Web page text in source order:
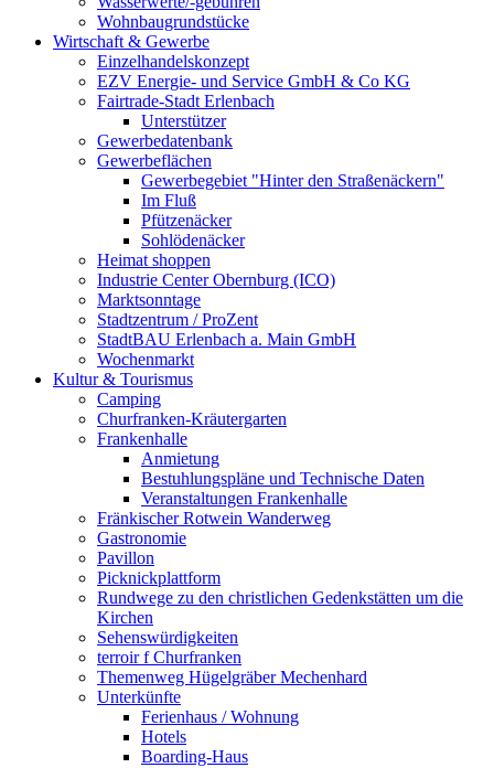
Wohnbaugrundstücke
Wirtschaft & Gewerbe
Einzelhandelskonzept
EZV Energie- und Service GmbH & Co KG
Fairtrade-Stadt Erlenbach
Unterstützer
Gewerbedatenbank
Gewerbeflächen
Gewerbegebiet "Hinter den Straßenäckern"
Im Fluß
Pfützenäcker
Sohlödenäcker
Heimat shoppen
Industrie Center Obernburg (ICO)
Marktsonntage
Stadtzentrum / ProZent
StadtBAU Erlenbach a. Main GmbH
Wochenmarkt
Kultur & Tourismus
Camping
Churfranken-Kräutergarten
Frankenhalle
Anmietung
Bestuhlungspläne und Technische Daten
Veranstaltungen Frankenhalle
Fränkischer Rotwein Wanderweg
Gastronomie
Pavillon
Picknickplattform
Rundwege zu den christlichen Gedenkstätten um die
Kirchen
Sehenswürdigkeiten
terroir f Churfranken
Themenweg Hügelgräber Mechenhard
Unterkünfte
Ferienhaus / Wohnung
Hotels
Boarding-Haus